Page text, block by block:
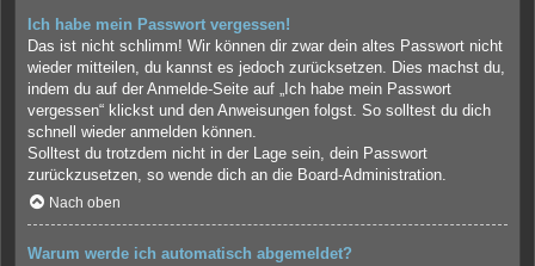
Ich habe mein Passwort vergessen!
Das ist nicht schlimm! Wir können dir zwar dein altes Passwort nicht
wieder mitteilen, du kannst es jedoch zurücksetzen. Dies machst du,
indem du auf der Anmelde-Seite auf „Ich habe mein Passwort
vergessen“ klickst und den Anweisungen folgst. So solltest du dich
schnell wieder anmelden können.
Solltest du trotzdem nicht in der Lage sein, dein Passwort
zurückzusetzen, so wende dich an die Board-Administration.
Nach oben
Warum werde ich automatisch abgemeldet?